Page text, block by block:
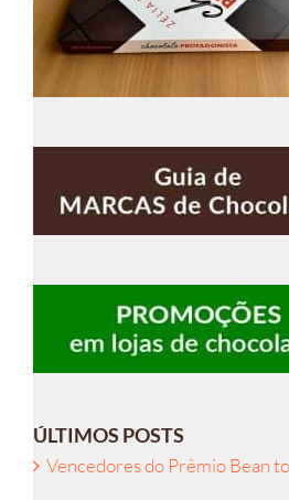
ÚLTIMOS POSTS
Vencedores do Prêmio Bean